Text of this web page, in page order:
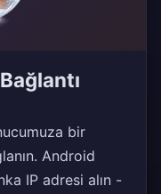
bir
Android
IP adresi alın -